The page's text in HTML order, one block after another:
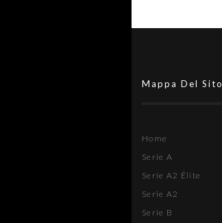
Mappa Del Sito
Home
Serie A
Serie A2 Élite
Serie A2
Serie B